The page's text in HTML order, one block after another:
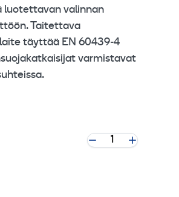
luotettavan valinnan
Taitettava
täyttää EN 60439‑4
varmistavat